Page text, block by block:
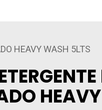
HEAVY WASH 5LTS